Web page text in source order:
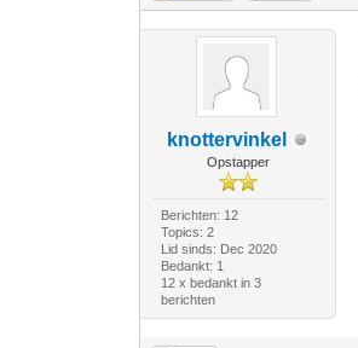
knottervinkel
Opstapper
Berichten: 12
Topics: 2
Lid sinds: Dec 2020
Bedankt: 1
12 x bedankt in 3
berichten